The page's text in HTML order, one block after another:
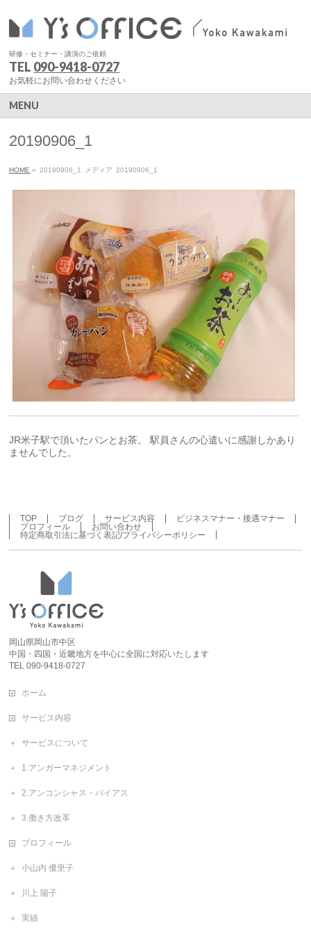
研修・セミナー・講演のご依頼
TEL 090-9418-0727
お気軽にお問い合わせください
MENU
20190906_1
HOME » 20190906_1 メディア 20190906_1
JR米子駅で頂いたパンとお茶。 駅員さんの心遣いに感謝しかあり
ませんでした。
TOP ブログ サービス内容
ビジネスマナー・接遇マナー
プロフィール
お問い合わせ
特定商取引法に基づく表記/プライバシーポリシー
岡山県岡山市中区
中国・四国・近畿地方を中心に全国に対応いたします
TEL 090-9418-0727
ホーム
サービス内容
サービスについて
1.アンガーマネジメント
2.アンコンシャス・バイアス
3.働き方改革
プロフィール
小山内 優里子
川上 陽子
実績